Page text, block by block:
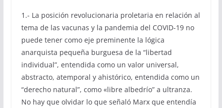
1.- La posición revolucionaria proletaria en relación al
tema de las vacunas y la pandemia del COVID-19 no
puede tener como eje preminente la lógica
anarquista pequeña burguesa de la “libertad
individual”, entendida como un valor universal,
abstracto, atemporal y ahistórico, entendida como un
“derecho natural”, como «libre albedrío” a ultranza.
No hay que olvidar lo que señaló Marx que entendía